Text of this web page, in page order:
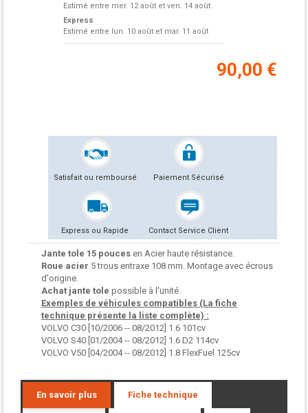
Estimé entre mer. 12 août et ven. 14 août
Express
Estimé entre lun. 10 août et mar. 11 août
90,00 €
Satisfait ou remboursé Paiement Sécurisé
Express ou Rapide Contact Service Client
Jante tole 15 pouces en Acier haute résistance.
Roue acier 5 trous entraxe 108 mm. Montage avec écrous
d'origine.
Achat jante tole possible à l'unité.
Exemples de véhicules compatibles (La fiche
technique présente la liste complète) :
VOLVO C30 [10/2006 -- 08/2012] 1.6 101cv
VOLVO S40 [01/2004 -- 08/2012] 1.6 D2 114cv
VOLVO V50 [04/2004 -- 08/2012] 1.8 FlexFuel 125cv
En savoir plus Fiche technique